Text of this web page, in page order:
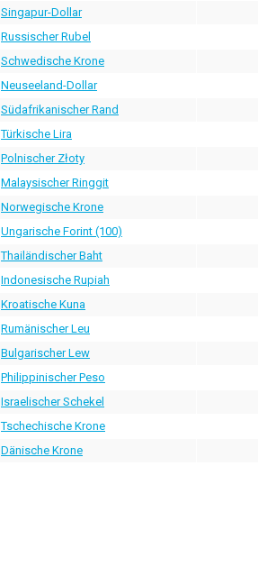
Singapur-Dollar
Russischer Rubel
Schwedische Krone
Neuseeland-Dollar
Südafrikanischer Rand
Türkische Lira
Polnischer Złoty
Malaysischer Ringgit
Norwegische Krone
Ungarische Forint (100)
Thailändischer Baht
Indonesische Rupiah
Kroatische Kuna
Rumänischer Leu
Bulgarischer Lew
Philippinischer Peso
Israelischer Schekel
Tschechische Krone
Dänische Krone